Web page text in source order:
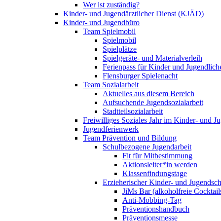
Wer ist zuständig?
Kinder- und Jugendärztlicher Dienst (KJÄD)
Kinder- und Jugendbüro
Team Spielmobil
Spielmobil
Spielplätze
Spielgeräte- und Materialverleih
Ferienpass für Kinder und
Flensburger Spielenacht
Team Sozialarbeit
Aktuelles aus diesem Bereich
Aufsuchende Jugendsozialarbeit
Stadtteilsozialarbeit
Freiwilliges Soziales Jahr im Kinder- und
Jugendferienwerk
Team Prävention und Bildung
Schulbezogene Jugendarbeit
Fit für Mitbestimmung
Aktionsleiter*in werden
Klassenfindungstage
Erzieherischer Kinder- und
JiMs Bar (alkoholfreie
Anti-Mobbing-Tag
Präventionshandbuch
Präventionsmesse